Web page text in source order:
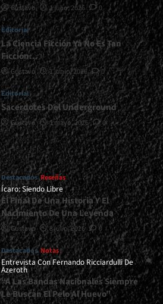
Gustavo 1 julio, 2026 0
Editorial
La Ciencia Ficción Ya No Es Tan
Ficción…
Gustavo 1 junio, 2026 0
Editorial
Sacerdotes Del Underground
Gustavo 1 mayo, 2026 0
Destacados Reseñas
Ícaro: Siendo Libre
El Final De Una Historia Y El
Nacimiento De Una Leyenda
Gustavo 8 julio, 2026 0
Destacados Notas
Entrevista Con Fernando Ricciardulli De
Azeroth
“A Las Bandas Nacionales Siempre
Le Buscan El Pelo Al Huevo”